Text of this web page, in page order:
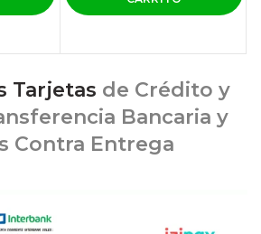
Tarjetas de Crédito y
Bancaria y
Contra Entrega